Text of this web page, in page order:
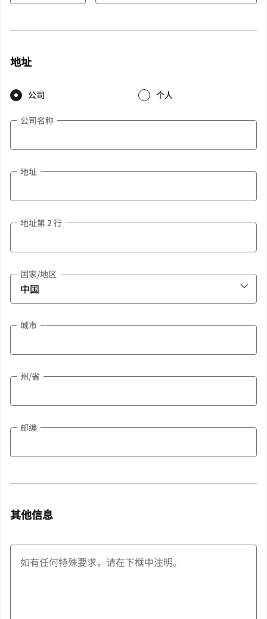
地址
公司 个人
公司名称
地址
地址第 2 行
国家/地区
城市
州/省
邮编
其他信息